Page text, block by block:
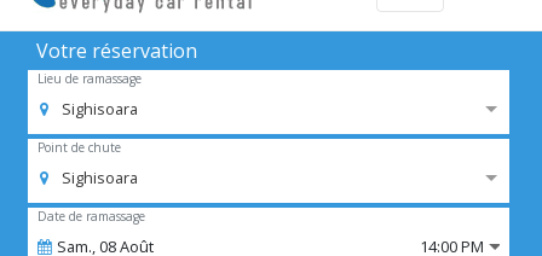
Votre réservation
Lieu de ramassage
Sighisoara
Point de chute
Sighisoara
Date de ramassage
Sam.,08Août 14:00 PM